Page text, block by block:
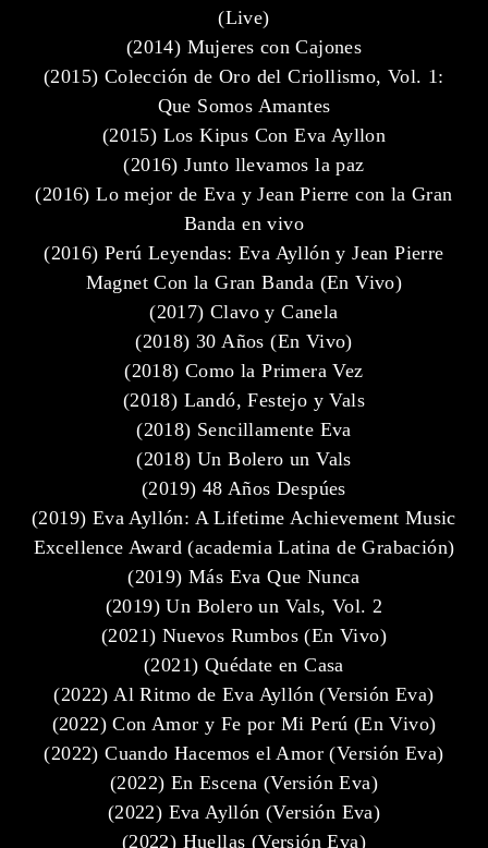
(Live)
(2014) Mujeres con Cajones
(2015) Colección de Oro del Criollismo, Vol. 1:
Que Somos Amantes
(2015) Los Kipus Con Eva Ayllon
(2016) Junto llevamos la paz
(2016) Lo mejor de Eva y Jean Pierre con la Gran
Banda en vivo
(2016) Perú Leyendas: Eva Ayllón y Jean Pierre
Magnet Con la Gran Banda (En Vivo)
(2017) Clavo y Canela
(2018) 30 Años (En Vivo)
(2018) Como la Primera Vez
(2018) Landó, Festejo y Vals
(2018) Sencillamente Eva
(2018) Un Bolero un Vals
(2019) 48 Años Despúes
(2019) Eva Ayllón: A Lifetime Achievement Music
Excellence Award (academia Latina de Grabación)
(2019) Más Eva Que Nunca
(2019) Un Bolero un Vals, Vol. 2
(2021) Nuevos Rumbos (En Vivo)
(2021) Quédate en Casa
(2022) Al Ritmo de Eva Ayllón (Versión Eva)
(2022) Con Amor y Fe por Mi Perú (En Vivo)
(2022) Cuando Hacemos el Amor (Versión Eva)
(2022) En Escena (Versión Eva)
(2022) Eva Ayllón (Versión Eva)
(2022) Huellas (Versión Eva)